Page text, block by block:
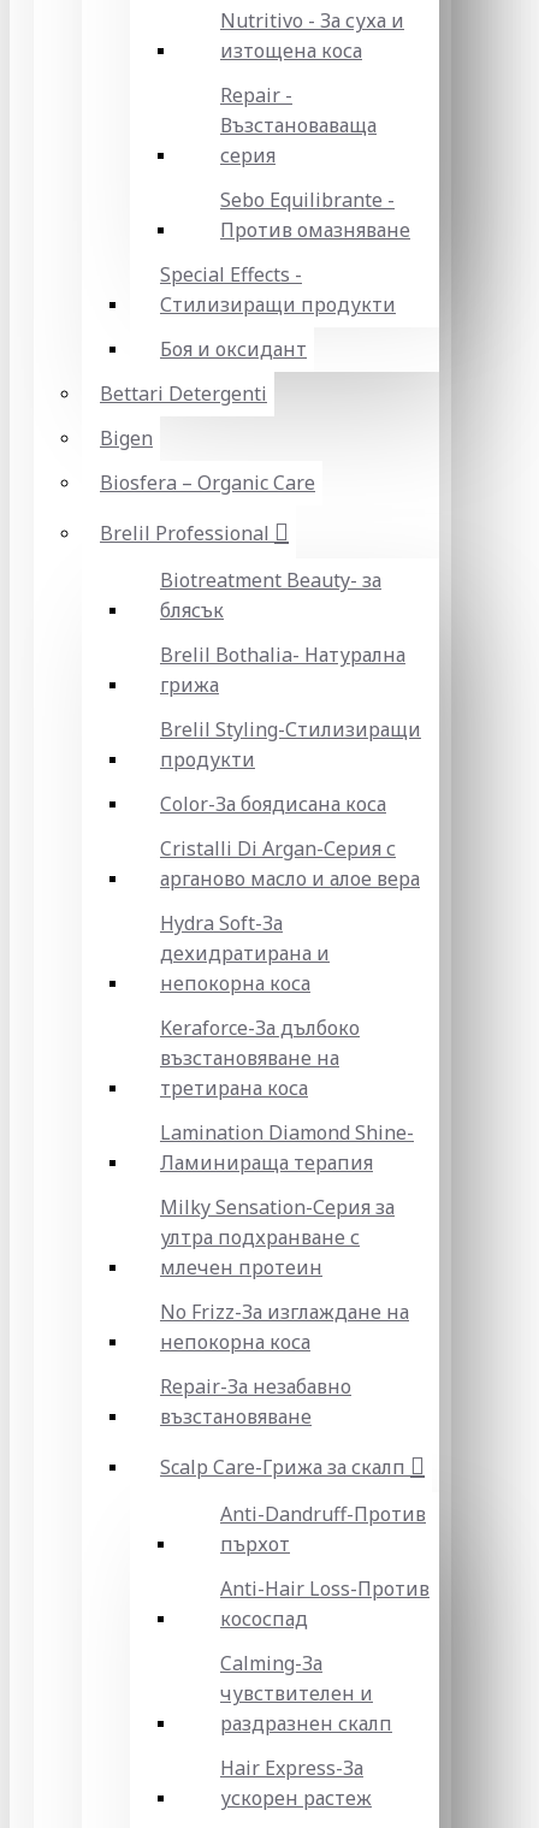
Nutritivo - За суха и
изтощена коса
Repair -
Възстановаваща
серия
Sebo Equilibrante -
Против омазняване
Special Effects -
Стилизиращи продукти
Боя и оксидант
Bettari Detergenti
Bigen
Biosfera – Organic Care
Brelil Professional
Biotreatment Beauty- за
блясък
Brelil Bothalia- Натурална
грижа
Brelil Styling-Стилизиращи
продукти
Color-За боядисана коса
Cristalli Di Argan-Серия с
арганово масло и алое вера
Hydra Soft-За
дехидратирана и
непокорна коса
Keraforce-За дълбоко
възстановяване на
третирана коса
Lamination Diamond Shine-
Ламинираща терапия
Milky Sensation-Серия за
ултра подхранване с
млечен протеин
No Frizz-За изглаждане на
непокорна коса
Repair-За незабавно
възстановяване
Scalp Care-Грижа за скалп
Anti-Dandruff-Против
пърхот
Anti-Hair Loss-Против
кососпад
Calming-За
чувствителен и
раздразнен скалп
Hair Express-За
ускорен растеж